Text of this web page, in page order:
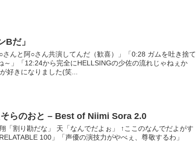
Bだ」
さんと阿○さん共演してんだ（歓喜）」「0:28 ガムを吐き捨て
～」「12:24から完全にHELLSINGの少佐の流れじゃねぇか
好きになりました(笑...
らのおと – Best of Niimi Sora 2.0
「割り勘だな」 天「なんでだよぉ」 ↑ここのなんでだよがす
100」「声優の演技力がやべぇ、尊敬するわ」